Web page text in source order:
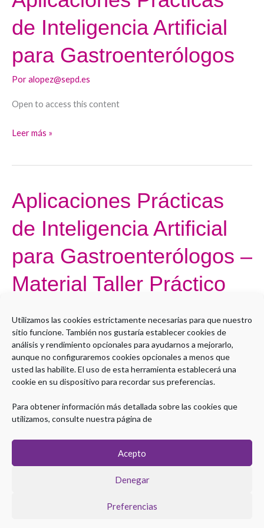
Utilizamos las cookies estrictamente necesarias para que nuestro
sitio funcione. También nos gustaría establecer cookies de
análisis y rendimiento opcionales para ayudarnos a mejorarlo,
aunque no configuraremos cookies opcionales a menos que
usted las habilite. El uso de esta herramienta establecerá una
cookie en su dispositivo para recordar sus preferencias.
Para obtener información más detallada sobre las cookies que
utilizamos, consulte nuestra página de
Acepto
Denegar
Preferencias
de Inteligencia Artificial
para Gastroenterólogos
Poralopez@sepd.es
Open to access this content
Prácticas
de
Artificial
Leer más »
Aplicaciones Prácticas
de Inteligencia Artificial
para Gastroenterólogos –
Material Taller Práctico
Open to access this content
Aplicaciones
Prácticas
de
Artificial
Gastroenterólogos
Material
Taller
Leer más »